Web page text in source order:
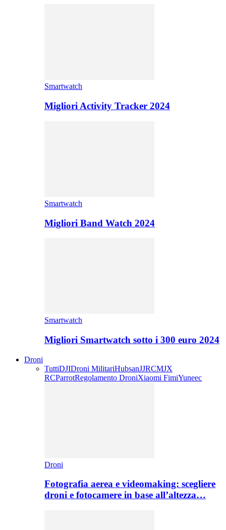
Smartwatch
Migliori Activity Tracker 2024
Smartwatch
Migliori Band Watch 2024
Smartwatch
Migliori Smartwatch sotto i 300 euro 2024
Droni
TuttiDJIDroni MilitariHubsanJJRCMJX
RCParrotRegolamento DroniXiaomi FimiYuneec
Droni
Fotografia aerea e videomaking: scegliere
droni e fotocamere in base all’altezza…